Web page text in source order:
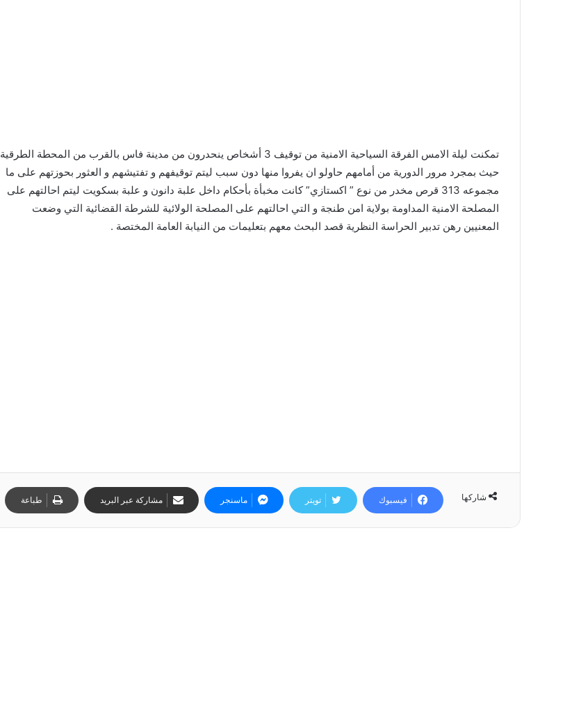
تمكنت ليلة الامس الفرقة السياحية الامنية من توقيف 3 أشخاص ينحدرون من مدينة فاس بالقرب من المحطة الطرقية
حيث بمجرد مرور الدورية من أمامهم حاولو ان يفروا منها دون سبب ليتم توقيفهم و تفتيشهم و العثور بحوزتهم على ما
مجموعه 313 قرص مخدر من نوع ” اكستازي” كانت مخبأة بأحكام داخل علبة دانون و علبة بسكويت ليتم احالتهم على
المصلحة الامنية المداومة بولاية امن طنجة و التي احالتهم على المصلحة الولائية للشرطة القضائية التي وضعت
المعنيين رهن تدبير الحراسة النظرية قصد البحث معهم بتعليمات من النيابة العامة المختصة .
شاركها فيسبوك تويتر ماسنجر مشاركة عبر البريد طباعة